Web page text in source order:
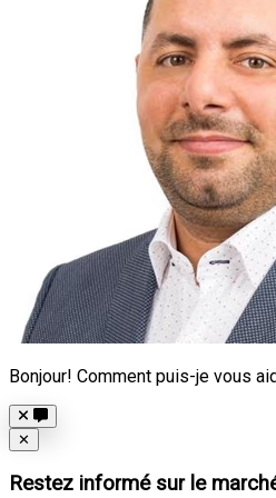
Bonjour! Comment puis-je vous
Close
✕
Restez informé sur le